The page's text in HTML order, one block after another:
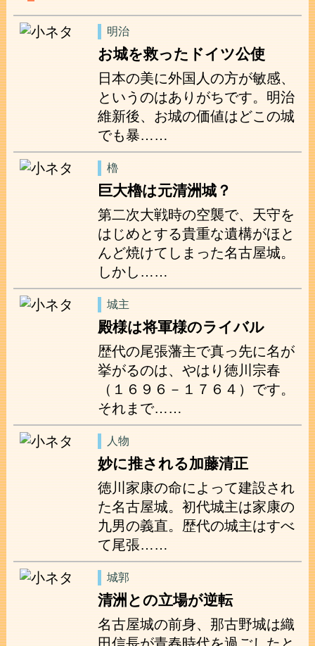
明治
お城を救ったドイツ公使
日本の美に外国人の方が敏感、
というのはありがちです。明治
維新後、お城の価値はどこの城
でも暴……
櫓
巨大櫓は元清洲城？
第二次大戦時の空襲で、天守を
はじめとする貴重な遺構がほと
んど焼けてしまった名古屋城。
しかし……
城主
殿様は将軍様のライバル
歴代の尾張藩主で真っ先に名が
挙がるのは、やはり徳川宗春
（１６９６－１７６４）です。
それまで……
人物
妙に推される加藤清正
徳川家康の命によって建設され
た名古屋城。初代城主は家康の
九男の義直。歴代の城主はすべ
て尾張……
城郭
清洲との立場が逆転
名古屋城の前身、那古野城は織
田信長が青春時代を過ごしたと